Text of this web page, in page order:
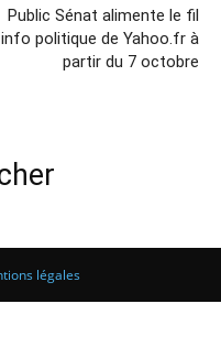
Public Sénat alimente le fil
info politique de Yahoo.fr à
partir du 7 octobre
légales